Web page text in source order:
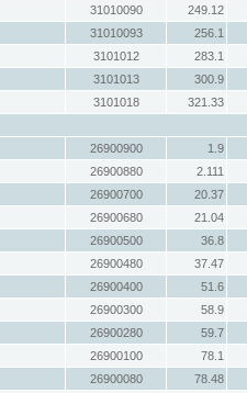
31010090
249.12
31010093
256.1
3101012
283.1
3101013
300.9
3101018
321.33
26900900
1.9
26900880
2.111
26900700
20.37
26900680
21.04
26900500
36.8
26900480
37.47
26900400
51.6
26900300
58.9
26900280
59.7
26900100
78.1
26900080
78.48